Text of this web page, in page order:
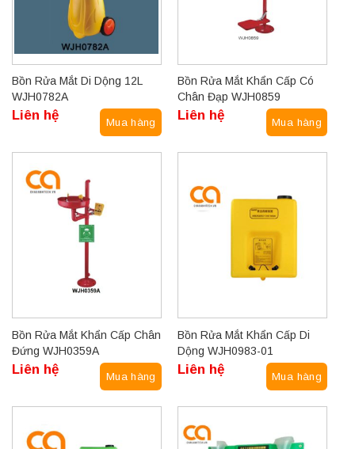
Bồn Rửa Mắt Di Dộng 12L
WJH0782A
Liên hệ Mua hàng
Bồn Rửa Mắt Khẩn Cấp Có
Chân Đạp WJH0859
Liên hệ Mua hàng
Bồn Rửa Mắt Khẩn Cấp Chân
Đứng WJH0359A
Liên hệ Mua hàng
Bồn Rửa Mắt Khẩn Cấp Di
Dộng WJH0983-01
Liên hệ Mua hàng